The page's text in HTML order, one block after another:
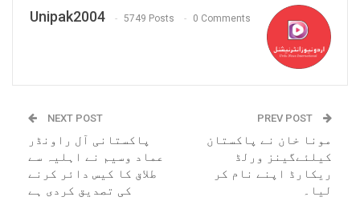
Unipak2004 5749 Posts 0 Comments
مونا خان نے پاکستان
کیلئےگینز ورلڈ
ریکارڈ اپنے نام کر
لیا۔
NEXT POST
پاکستانی آل راونڈر
عماد وسیم نے اہلیہ سے
طلاق کا کیس دائر کرنے
کی تصدیق کردی ہے